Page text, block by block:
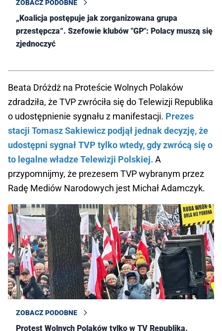
ZOBACZ PODOBNE
„Koalicja postępuje jak zorganizowana grupa
przestępcza“. Szefowie klubów "GP": Polacy muszą się
zjednoczyć
Beata Dróżdż na Proteście Wolnych Polaków
zdradziła, że TVP zwróciła się do Telewizji Republika
o udostępnienie sygnału z manifestacji. Prezes
stacji Tomasz Sakiewicz podjął jednak decyzję, że
udostępni sygnał TVP tylko wtedy, gdy zwrócą się o
to legalne władze Telewizji Polskiej. A
przypomnijmy, że prezesem TVP wybranym przez
Radę Mediów Narodowych jest Michał Adamczyk.
ZOBACZ PODOBNE
Protest Wolnych Polaków tylko w TV Republika.